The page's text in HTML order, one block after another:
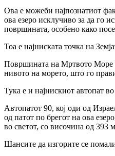
Ова е можеби најпознатиот
ова езеро исклучиво за да го
површината, особено како
Тоа е најниската точка на
Површината на Мртвото Море
нивото на морето, што го
Тука е и најнискиот автопат во
Автопатот 90, кој оди од
од патот по брегот на ова
во светот, со височина од 393
Шансите да изгорите се